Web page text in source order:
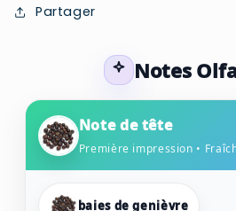
Partager
Notes
Note de tête
Première impression •
baies de genièvre